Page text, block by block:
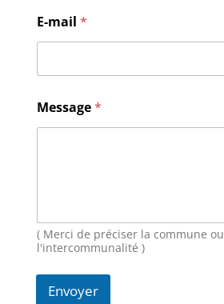
o
m
e
s
a
g
i
l
E-mail *
Message*
( Merci de préciser la commune ou
l'intercommunalité )
Envoyer